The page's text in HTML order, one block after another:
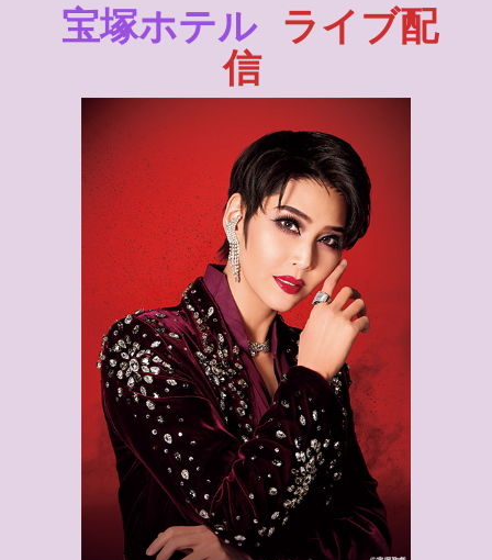
宝塚ホテル ライブ配
信